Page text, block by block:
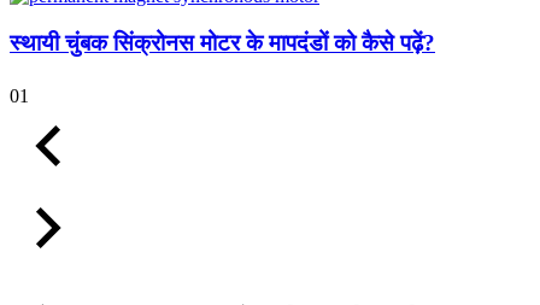
स्थायी चुंबक सिंक्रोनस मोटर के मापदंडों को कैसे पढ़ें?
01